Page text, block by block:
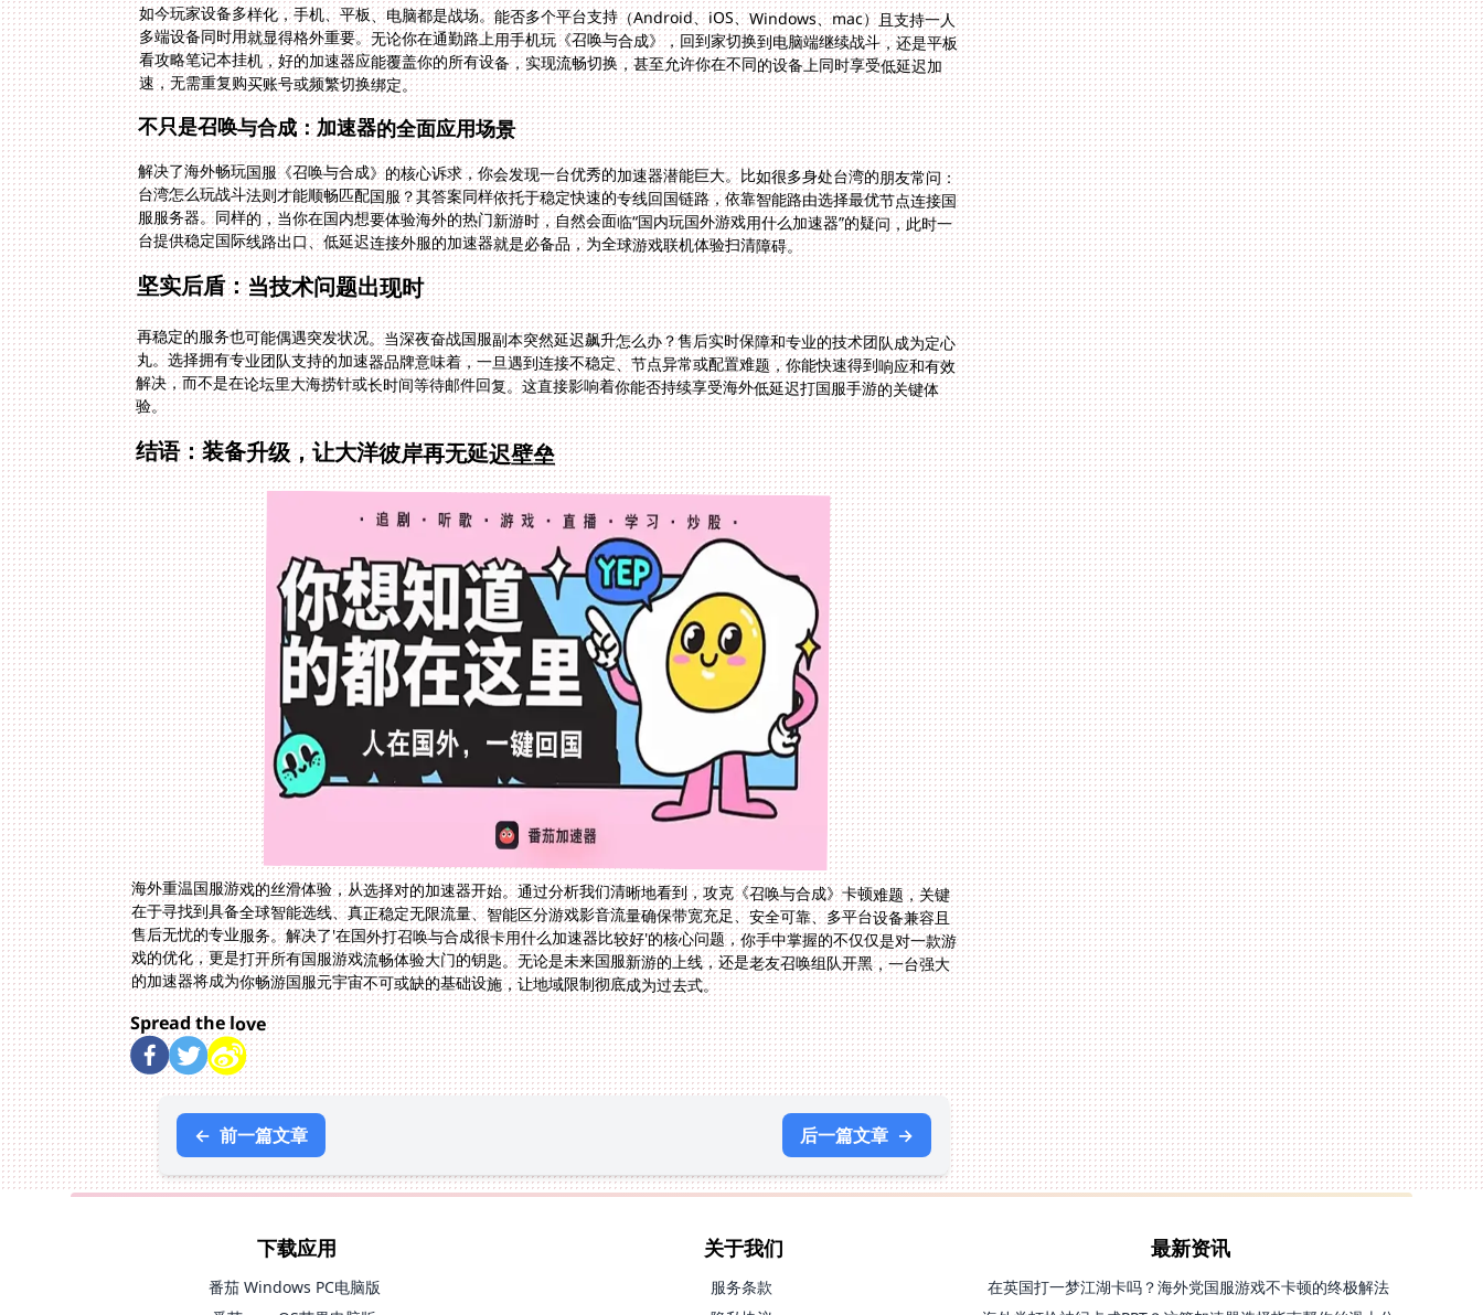
如今玩家设备多样化，手机、平板、电脑都是战场。能否多个平台支持（Android、iOS、Windows、mac）且支持一人
多端设备同时用就显得格外重要。无论你在通勤路上用手机玩《召唤与合成》，回到家切换到电脑端继续战斗，还是平板
看攻略笔记本挂机，好的加速器应能覆盖你的所有设备，实现流畅切换，甚至允许你在不同的设备上同时享受低延迟加
速，无需重复购买账号或频繁切换绑定。
不只是召唤与合成：加速器的全面应用场景
解决了海外畅玩国服《召唤与合成》的核心诉求，你会发现一台优秀的加速器潜能巨大。比如很多身处台湾的朋友常问：
台湾怎么玩战斗法则才能顺畅匹配国服？其答案同样依托于稳定快速的专线回国链路，依靠智能路由选择最优节点连接国
服服务器。同样的，当你在国内想要体验海外的热门新游时，自然会面临“国内玩国外游戏用什么加速器”的疑问，此时一
台提供稳定国际线路出口、低延迟连接外服的加速器就是必备品，为全球游戏联机体验扫清障碍。
坚实后盾：当技术问题出现时
再稳定的服务也可能偶遇突发状况。当深夜奋战国服副本突然延迟飙升怎么办？售后实时保障和专业的技术团队成为定心
丸。选择拥有专业团队支持的加速器品牌意味着，一旦遇到连接不稳定、节点异常或配置难题，你能快速得到响应和有效
解决，而不是在论坛里大海捞针或长时间等待邮件回复。这直接影响着你能否持续享受海外低延迟打国服手游的关键体
验。
结语：装备升级，让大洋彼岸再无延迟壁垒
海外重温国服游戏的丝滑体验，从选择对的加速器开始。通过分析我们清晰地看到，攻克《召唤与合成》卡顿难题，关键
在于寻找到具备全球智能选线、真正稳定无限流量、智能区分游戏影音流量确保带宽充足、安全可靠、多平台设备兼容且
售后无忧的专业服务。解决了'在国外打召唤与合成很卡用什么加速器比较好'的核心问题，你手中掌握的不仅仅是对一款游
戏的优化，更是打开所有国服游戏流畅体验大门的钥匙。无论是未来国服新游的上线，还是老友召唤组队开黑，一台强大
的加速器将成为你畅游国服元宇宙不可或缺的基础设施，让地域限制彻底成为过去式。
Spread the love
← 前一篇文章 后一篇文章 →
下载应用
番茄 Windows PC电脑版
关于我们
服务条款
最新资讯
在英国打一梦江湖卡吗？海外党国服游戏不卡顿的终极解法